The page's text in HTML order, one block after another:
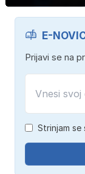
E-
Prijavi se na
Strinjam se